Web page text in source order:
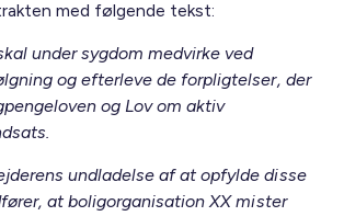
med følgende tekst:
under sygdom medvirke ved
og efterleve de forpligtelser, der
og Lov om aktiv
undladelse af at opfylde disse
at boligorganisation XX mister